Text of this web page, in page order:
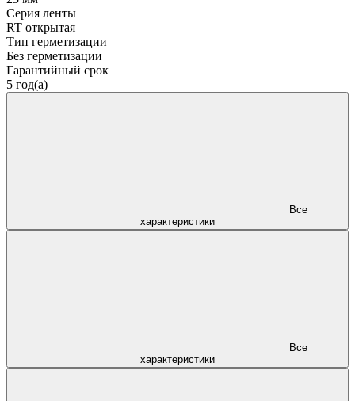
Серия ленты
RT открытая
Тип герметизации
Без герметизации
Гарантийный срок
5 год(а)
характеристики
характеристики